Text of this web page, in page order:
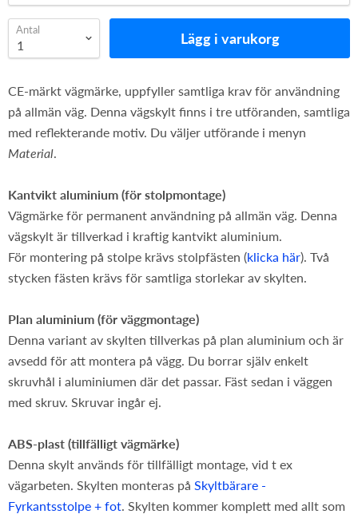
Antal Lägg i varukorg
CE-märkt vägmärke, uppfyller samtliga krav för användning
på allmän väg. Denna vägskylt finns i tre utföranden, samtliga
med reflekterande motiv. Du väljer utförande i menyn
Material.
Kantvikt aluminium (för stolpmontage)
Vägmärke för permanent användning på allmän väg. Denna
vägskylt är tillverkad i kraftig kantvikt aluminium.
För montering på stolpe krävs stolpfästen (klicka här). Två
stycken fästen krävs för samtliga storlekar av skylten.
Plan aluminium (för väggmontage)
Denna variant av skylten tillverkas på plan aluminium och är
avsedd för att montera på vägg. Du borrar själv enkelt
skruvhål i aluminiumen där det passar. Fäst sedan i väggen
med skruv. Skruvar ingår ej.
ABS-plast (tillfälligt vägmärke)
Denna skylt används för tillfälligt montage, vid t ex
vägarbeten. Skylten monteras på Skyltbärare -
Fyrkantsstolpe + fot. Skylten kommer komplett med allt som